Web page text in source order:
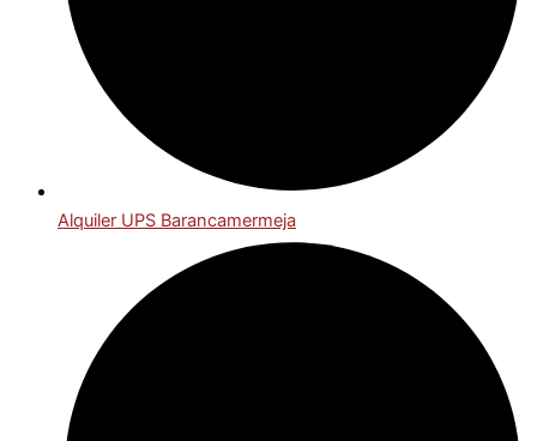
Alquiler UPS Barancamermeja